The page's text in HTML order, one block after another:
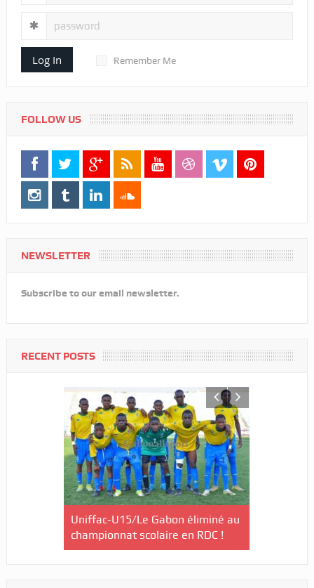
Log In Remember Me
FOLLOW US
NEWSLETTER
Subscribe to our email newsletter.
RECENT POSTS
Uniffac-U15/Le Gabon éliminé au
championnat scolaire en RDC !